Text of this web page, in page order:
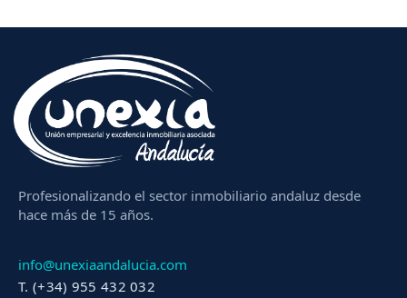
Profesionalizando el sector inmobiliario andaluz desde
hace más de 15 años.
info@unexiaandalucia.com
T. (+34) 955 432 032